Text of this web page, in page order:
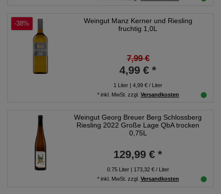
-38%
Weingut Manz Kerner und Riesling
fruchtig 1,0L
7,99 €
4,99 € *
1 Liter | 4,99 € / Liter
* inkl. MwSt. zzgl. Versandkosten
Weingut Georg Breuer Berg Schlossberg
Riesling 2022 Große Lage QbA trocken
0,75L
129,99 € *
0.75Liter| 173,32 € / Liter
* inkl. MwSt. zzgl. Versandkosten